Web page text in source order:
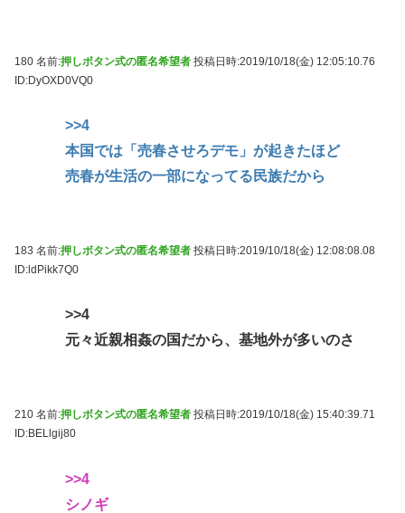
180 名前:押しボタン式の匿名希望者 投稿日時:2019/10/18(金) 12:05:10.76
ID:DyOXD0VQ0
>>4
本国では「売春させろデモ」が起きたほど
売春が生活の一部になってる民族だから
183 名前:押しボタン式の匿名希望者 投稿日時:2019/10/18(金) 12:08:08.08
ID:ldPikk7Q0
>>4
元々近親相姦の国だから、基地外が多いのさ
210 名前:押しボタン式の匿名希望者 投稿日時:2019/10/18(金) 15:40:39.71
ID:BELlgij80
>>4
シノギ